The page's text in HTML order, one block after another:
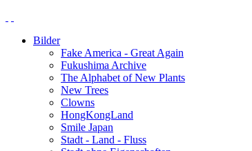
Bilder
Fake America - Great Again
Fukushima Archive
The Alphabet of New Plants
New Trees
Clowns
HongKongLand
Smile Japan
Stadt - Land - Fluss